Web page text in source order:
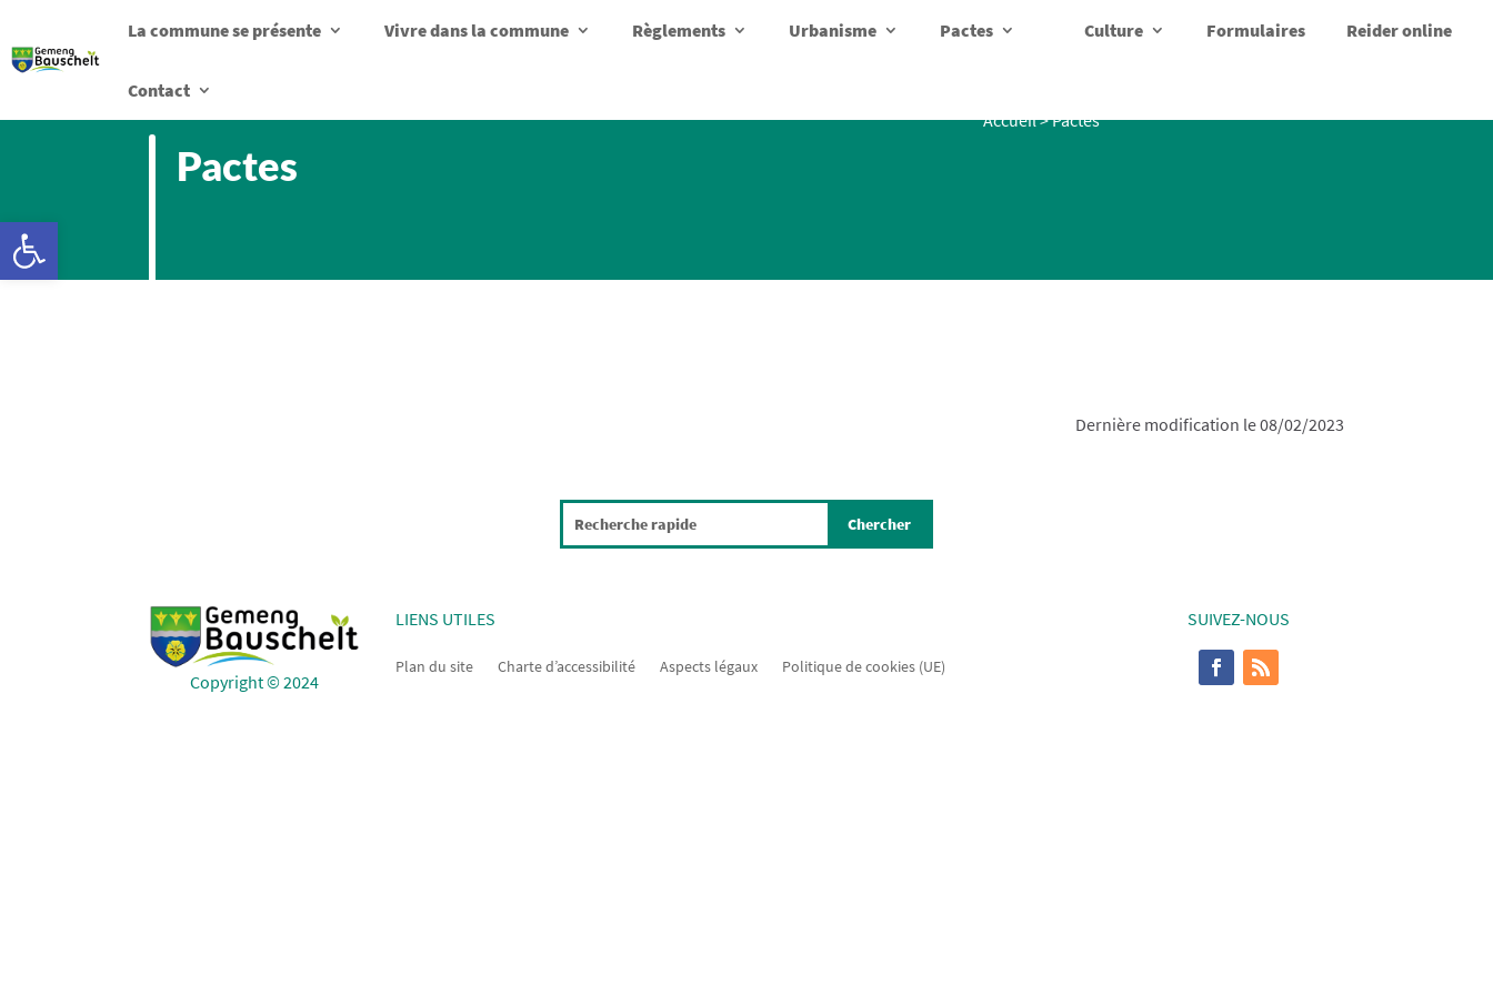
La commune se présente Vivre dans la commune Règlements Urbanisme Pactes Culture Formulaires Reider online
Contact
Pactes
Accueil>Pactes
Dernière modification le 08/02/2023
Copyright © 2024
LIENS UTILES
Plan du site Charte d’accessibilité Aspects légaux Politique de cookies (UE)
SUIVEZ-NOUS
Ouvrir la barre d’outils